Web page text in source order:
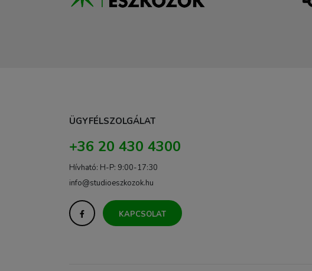
ÜGYFÉLSZOLGÁLAT
+36 20 430 4300
Hívható: H-P: 9:00-17:30
info@studioeszkozok.hu
KAPCSOLAT